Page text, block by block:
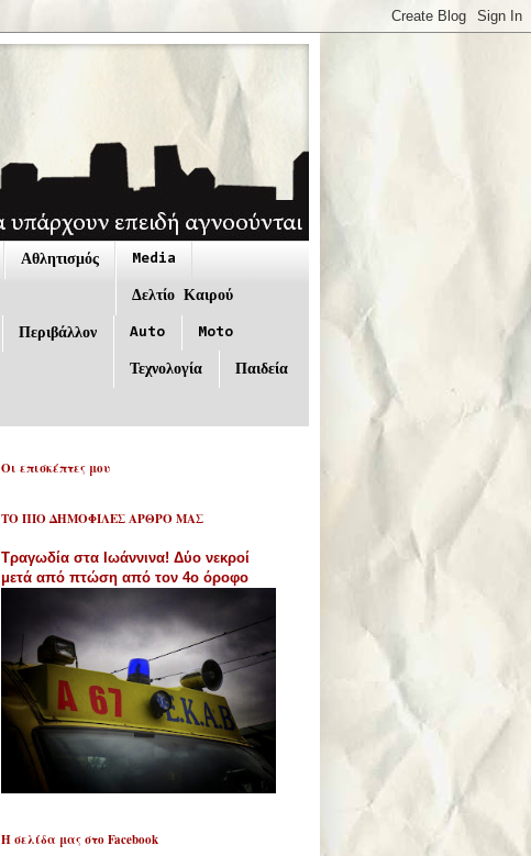
Αθλητισμός Media
Δελτίο Καιρού
Περιβάλλον Auto Moto
Τεχνολογία Παιδεία
Οι επισκέπτες μου
ΤΟ ΠΙΟ ΔΗΜΟΦΙΛΕΣ ΑΡΘΡΟ ΜΑΣ
Τραγωδία στα Ιωάννινα! Δύο νεκροί
μετά από πτώση από τον 4ο όροφο
Η σελίδα μας στο Facebook